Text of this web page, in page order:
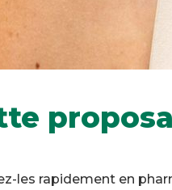
les rapidement en